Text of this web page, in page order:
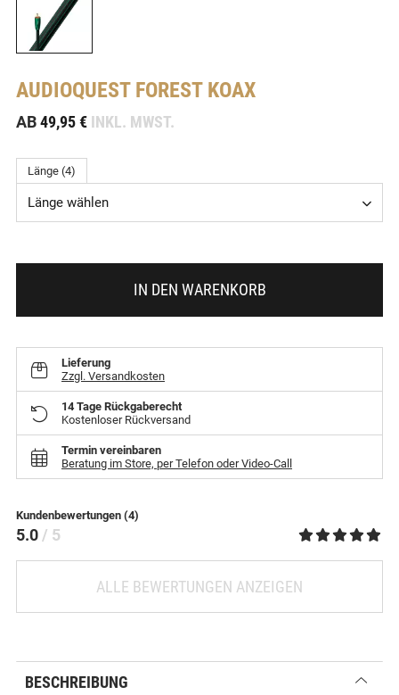
AUDIOQUESTFOREST KOAX
AB49,95 € INKL. MWST.
Länge (4)
Länge wählen
IN DEN WARENKORB
Lieferung
Zzgl. Versandkosten
14 Tage Rückgaberecht
Kostenloser Rückversand
Termin vereinbaren
Beratung im Store, per Telefon oder Video-Call
Kundenbewertungen (4)
5.0 / 5
ALLE BEWERTUNGEN ANZEIGEN
BESCHREIBUNG